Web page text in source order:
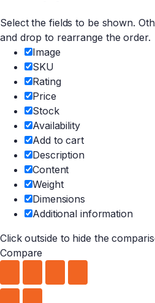
Select the fields to be shown.
and drop to rearrange the order.
Image
SKU
Rating
Price
Stock
Availability
Add to cart
Description
Content
Weight
Dimensions
Additional information
Click outside to hide the
Compare